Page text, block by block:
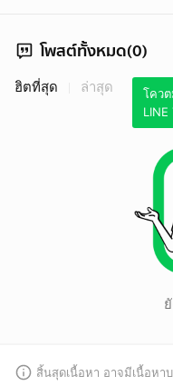
โพสต์ทั้งหมด(0)
โคว
LINE
ฮิตที่สุด ล่าสุด
สิ้นสุดเนื้อหา อาจมีเนื้อหา